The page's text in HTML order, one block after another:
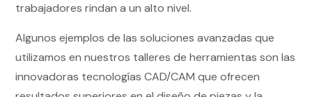
trabajadores rindan a un alto nivel.
Algunos ejemplos de las soluciones avanzadas que
utilizamos en nuestros talleres de herramientas son las
innovadoras tecnologías CAD/CAM que ofrecen